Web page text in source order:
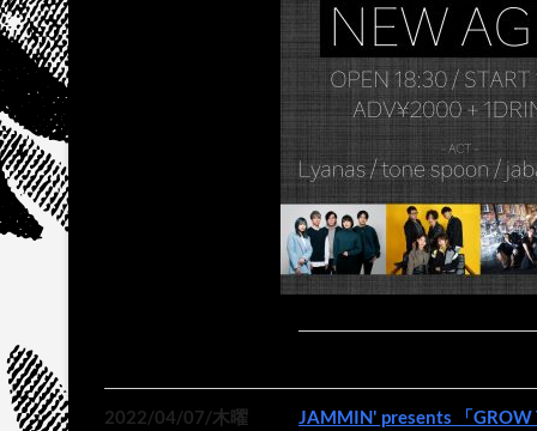
2022/04/07/木曜
JAMMIN' presents 「